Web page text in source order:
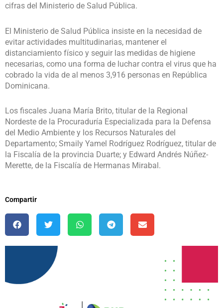
cifras del Ministerio de Salud Pública.
El Ministerio de Salud Pública insiste en la necesidad de
evitar actividades multitudinarias, mantener el
distanciamiento físico y seguir las medidas de higiene
necesarias, como una forma de luchar contra el virus que ha
cobrado la vida de al menos 3,916 personas en República
Dominicana.
Los fiscales Juana María Brito, titular de la Regional
Nordeste de la Procuraduría Especializada para la Defensa
del Medio Ambiente y los Recursos Naturales del
Departamento; Smaily Yamel Rodríguez Rodríguez, titular de
la Fiscalía de la provincia Duarte; y Edward Andrés Núñez-
Merette, de la Fiscalía de Hermanas Mirabal.
Compartir